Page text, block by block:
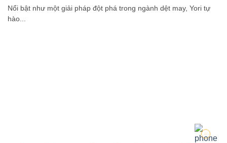
Nổi bật như một giải pháp đột phá trong ngành dệt may, Yori tự
hào...